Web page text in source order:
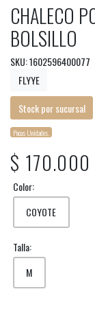
CHALECO
BOLSILLO
SKU: 1602596400077
FLYYE
Stock por sucursal
Pocas Unidades.
$ 170.000
Color:
COYOTE
Talla:
M